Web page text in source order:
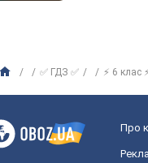
✅ ГДЗ ✅ ⚡ 6 клас
Про